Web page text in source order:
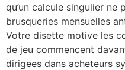
qu’un calcule singulier ne
brusqueries mensuelles
Votre disette motive les
de jeu commencent
dirigees dans acheteurs